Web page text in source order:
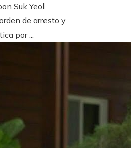
Suk Yeol
de arresto y
por ...